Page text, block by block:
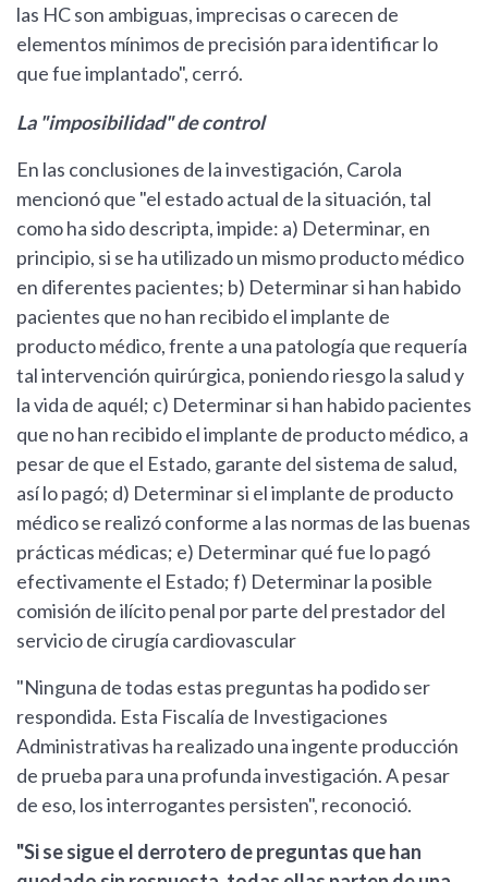
las HC son ambiguas, imprecisas o carecen de
elementos mínimos de precisión para identificar lo
que fue implantado", cerró.
La "imposibilidad" de control
En las conclusiones de la investigación, Carola
mencionó que "el estado actual de la situación, tal
como ha sido descripta, impide: a) Determinar, en
principio, si se ha utilizado un mismo producto médico
en diferentes pacientes; b) Determinar si han habido
pacientes que no han recibido el implante de
producto médico, frente a una patología que requería
tal intervención quirúrgica, poniendo riesgo la salud y
la vida de aquél; c) Determinar si han habido pacientes
que no han recibido el implante de producto médico, a
pesar de que el Estado, garante del sistema de salud,
así lo pagó; d) Determinar si el implante de producto
médico se realizó conforme a las normas de las buenas
prácticas médicas; e) Determinar qué fue lo pagó
efectivamente el Estado; f) Determinar la posible
comisión de ilícito penal por parte del prestador del
servicio de cirugía cardiovascular
"Ninguna de todas estas preguntas ha podido ser
respondida. Esta Fiscalía de Investigaciones
Administrativas ha realizado una ingente producción
de prueba para una profunda investigación. A pesar
de eso, los interrogantes persisten", reconoció.
"Si se sigue el derrotero de preguntas que han